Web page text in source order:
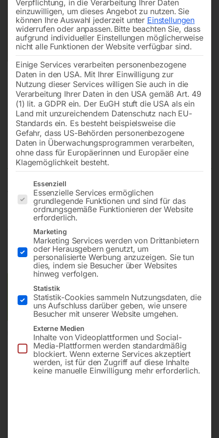
Halteplatte (Nr. 89)
für JEPSON Dry-Mitter-Cutter
21,00
inkl. MwSt. zzgl.Versandkosten
Lieferzeit:ca. 2 - 3 Tage
Versandkosten Standard (Österreich):
Bitte beachten Sie: Die Versandkosten gelten für Österreich.
Andere Länder können abweichen.
In den Warenkorb
Verpflichtung, in die Verarbeitung Ihrer Daten
einzuwilligen, um dieses Angebot zu nutzen. Sie
können Ihre Auswahl jederzeit unter Einstellungen
widerrufen oder anpassen. Bitte beachten Sie, dass
aufgrund individueller Einstellungen möglicherweise
nicht alle Funktionen der Website verfügbar sind.
Einige Services verarbeiten personenbezogene
Daten in den USA. Mit Ihrer Einwilligung zur
Nutzung dieser Services willigen Sie auch in die
Verarbeitung Ihrer Daten in den USA gemäß Art. 49
(1) lit. a GDPR ein. Der EuGH stuft die USA als ein
Land mit unzureichendem Datenschutz nach EU-
Standards ein. Es besteht beispielsweise die
Gefahr, dass US-Behörden personenbezogene
Daten in Überwachungsprogrammen verarbeiten,
ohne dass für Europäerinnen und Europäer eine
Klagemöglichkeit besteht.
Es folgt eine Liste der Service-Gruppen, für die eine
Essenziell
Essenzielle Services ermöglichen
grundlegende Funktionen und sind für das
ordnungsgemäße Funktionieren der Website
erforderlich.
Marketing
Marketing Services werden von Drittanbietern
oder Herausgebern genutzt, um
personalisierte Werbung anzuzeigen. Sie tun
dies, indem sie Besucher über Websites
hinweg verfolgen.
Statistik
Statistik-Cookies sammeln Nutzungsdaten, die
uns Aufschluss darüber geben, wie unsere
Besucher mit unserer Website umgehen.
Externe Medien
Inhalte von Videoplattformen und Social-
Media-Plattformen werden standardmäßig
blockiert. Wenn externe Services akzeptiert
werden, ist für den Zugriff auf diese Inhalte
keine manuelle Einwilligung mehr erforderlich.